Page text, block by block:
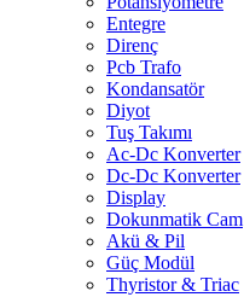
Entegre
Direnç
Pcb Trafo
Kondansatör
Diyot
Tuş Takımı
Ac-Dc Konverter
Dc-Dc Konverter
Display
Dokunmatik Cam
Akü & Pil
Güç Modül
Thyristor & Triac